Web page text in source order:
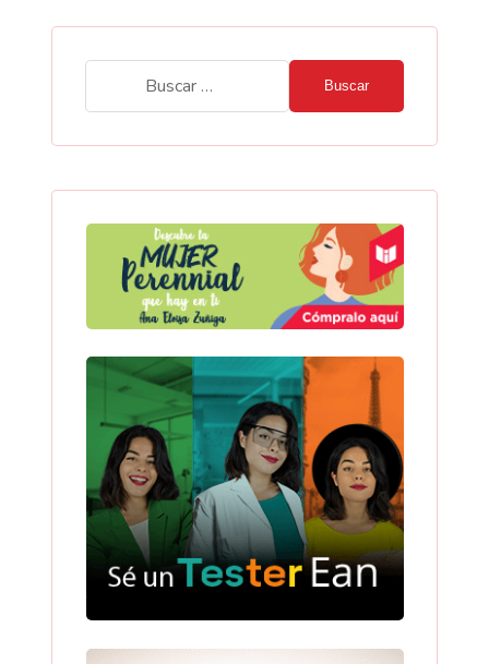
Buscar